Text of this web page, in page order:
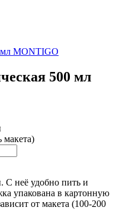
500 мл
макета)
С неё удобно пить и
упакована в картонную
от макета (100-200